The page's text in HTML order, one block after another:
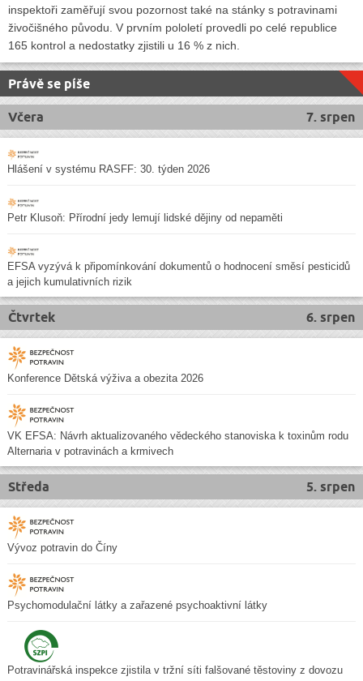
inspektoři zaměřují svou pozornost také na stánky s potravinami
živočišného původu. V prvním pololetí provedli po celé republice
165 kontrol a nedostatky zjistili u 16 % z nich.
Právě se píše
7. srpen
Včera
Hlášení v systému RASFF: 30. týden 2026
Petr Klusoň: Přírodní jedy lemují lidské dějiny od nepaměti
EFSA vyzývá k připomínkování dokumentů o hodnocení směsí pesticidů
a jejich kumulativních rizik
6. srpen
Čtvrtek
Konference Dětská výživa a obezita 2026
VK EFSA: Návrh aktualizovaného vědeckého stanoviska k toxinům rodu
Alternaria v potravinách a krmivech
5. srpen
Středa
Vývoz potravin do Číny
Psychomodulační látky a zařazené psychoaktivní látky
Potravinářská inspekce zjistila v tržní síti falšované těstoviny z dovozu